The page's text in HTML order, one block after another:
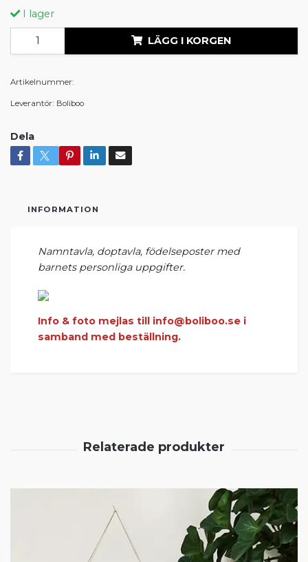
I lager
LÄGG I KORGEN
Artikelnummer:
Leverantör: Boliboo
Dela
INFORMATION
Namntavla, doptavla, födelseposter med
barnets personliga uppgifter.
Info & foto mejlas till info@boliboo.se i
samband med beställning.